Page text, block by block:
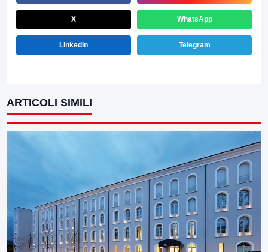
X WhatsApp
LinkedIn Telegram
ARTICOLI SIMILI